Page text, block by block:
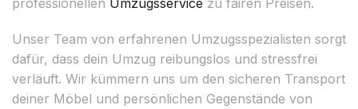
Unser Team von erfahrenen Umzugsspezialisten sorgt
dafür, dass dein Umzug reibungslos und stressfrei
verläuft. Wir kümmern uns um den sicheren Transport
deiner Möbel und persönlichen Gegenstände von